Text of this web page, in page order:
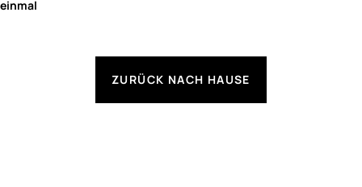
einmal
ZURÜCK NACH HAUSE